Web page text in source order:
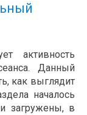
активность
Данный
как выглядит
началось
загружены, в